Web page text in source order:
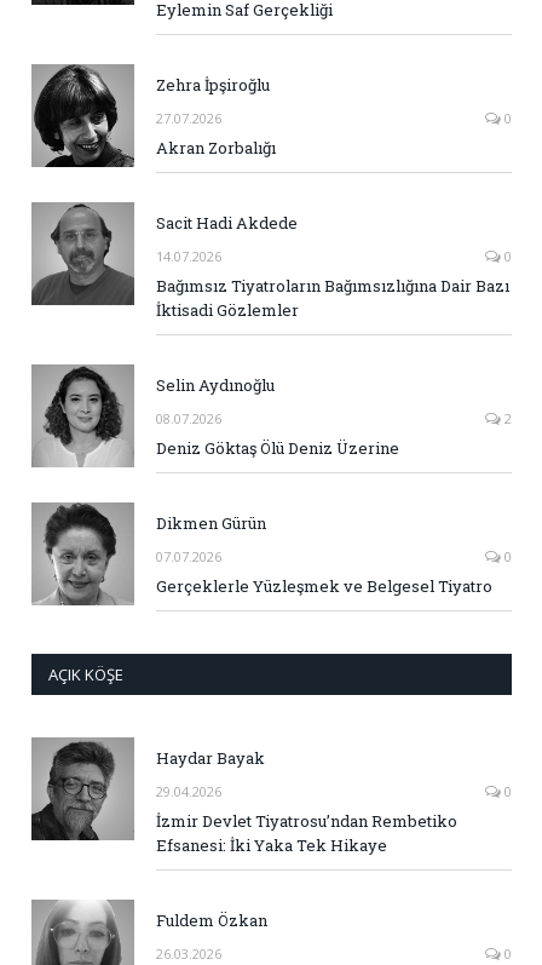
Eylemin Saf Gerçekliği
Zehra İpşiroğlu
27.07.2026 0
Akran Zorbalığı
Sacit Hadi Akdede
14.07.2026 0
Bağımsız Tiyatroların Bağımsızlığına Dair Bazı
İktisadi Gözlemler
Selin Aydınoğlu
08.07.2026 2
Deniz Göktaş Ölü Deniz Üzerine
Dikmen Gürün
07.07.2026 0
Gerçeklerle Yüzleşmek ve Belgesel Tiyatro
AÇIK KÖŞE
Haydar Bayak
29.04.2026 0
İzmir Devlet Tiyatrosu’ndan Rembetiko
Efsanesi: İki Yaka Tek Hikaye
Fuldem Özkan
26.03.2026 0